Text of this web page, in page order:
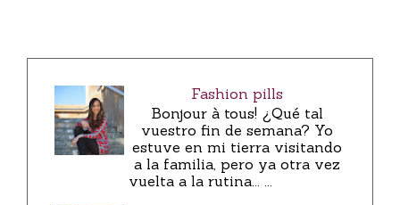
Fashion pills
Bonjour à tous! ¿Qué tal
vuestro fin de semana? Yo
estuve en mi tierra visitando
a la familia, pero ya otra vez
vuelta a la rutina... ...